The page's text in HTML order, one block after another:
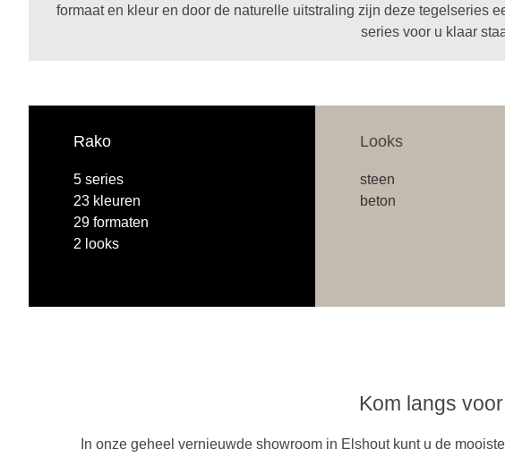
formaat en kleur en door de naturelle uitstraling zijn deze tegelseries
series voor u klaar
Rako
5 series
23 kleuren
29 formaten
2 looks
Looks
steen
beton
Kom langs
In onze geheel vernieuwde showroom in Elshout kunt u de